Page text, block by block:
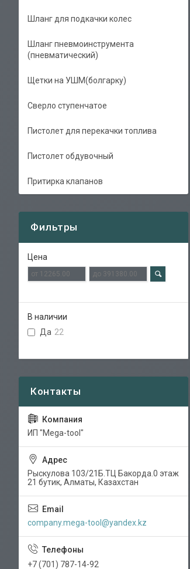
Шланг для подкачки колес
Шланг пневмоинструмента
(пневматический)
Щетки на УШМ(болгарку)
Сверло ступенчатое
Пистолет для перекачки топлива
Пистолет обдувочный
Притирка клапанов
Фильтры
Цена
В наличии
Да 22
ИП "Mega-tool"
Рыскулова 103/21Б.ТЦ Бакорда.0 этаж
21 бутик, Алматы, Казахстан
company.mega-tool@yandex.kz
+7 (701) 787-14-92